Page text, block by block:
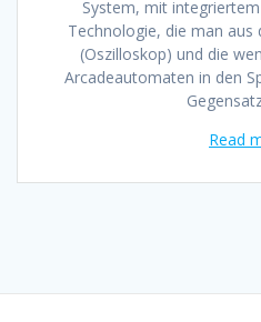
System, mit
Technologie, die man
(Oszilloskop) und die
Arcadeautomaten in den
Read